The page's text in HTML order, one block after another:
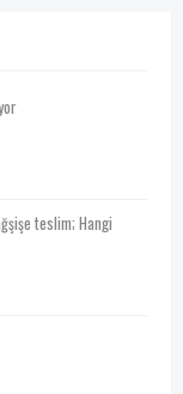
teslim; Hangi